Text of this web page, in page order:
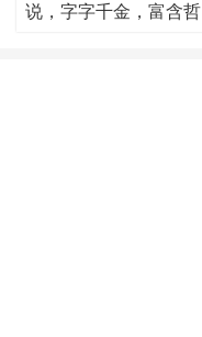
说，字字千金，富含哲